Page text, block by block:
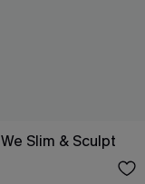
Slim & Sculpt